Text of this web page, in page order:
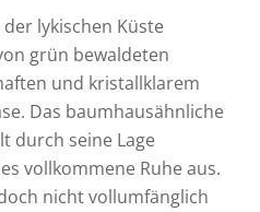
lykischen Küste
grün bewaldeten
und kristallklarem
Das baumhausähnliche
durch seine Lage
vollkommene Ruhe aus.
nicht vollumfänglich